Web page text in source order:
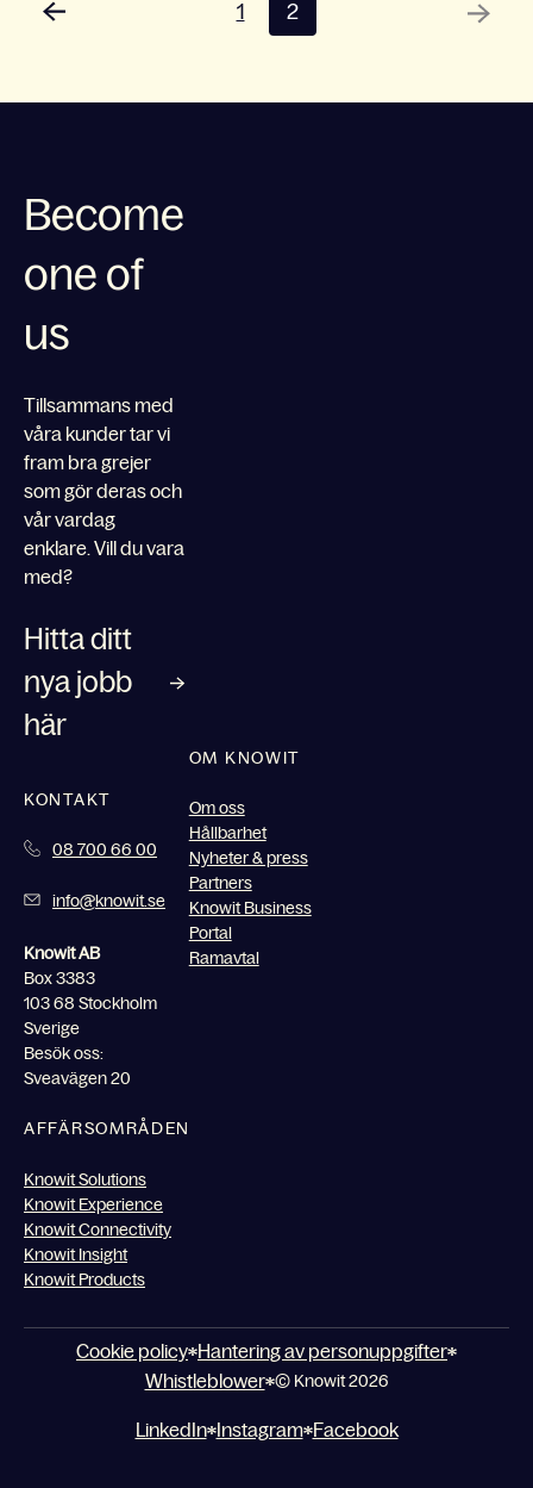
1 2
Become
one of
us
Tillsammans med
våra kunder tar vi
fram bra grejer
som gör deras och
vår vardag
enklare. Vill du vara
med?
Hitta ditt
nya jobb
här
KONTAKT
08 700 66 00
info@knowit.se
Knowit AB
Box 3383
103 68 Stockholm
Sverige
Besök oss:
Sveavägen 20
OM KNOWIT
Om oss
Hållbarhet
Nyheter & press
Partners
Knowit Business
Portal
Ramavtal
AFFÄRSOMRÅDEN
Knowit Solutions
Knowit Experience
Knowit Connectivity
Knowit Insight
Knowit Products
Cookie policy Hantering av personuppgifter
Whistleblower © Knowit 2026
LinkedIn Instagram Facebook